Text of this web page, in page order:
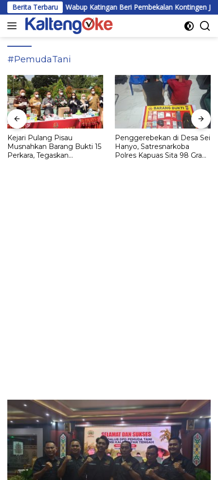
Langsung
ke
konten
Berita Terbaru
Wabup Katingan Beri Pembekalan Kontingen Jambore
#PemudaTani
Kejari Pulang Pisau
Musnahkan Barang Bukti 15
Perkara, Tegaskan
Penggerebekan di Desa Sei
Hanyo, Satresnarkoba
Polres Kapuas Sita 98 Gram